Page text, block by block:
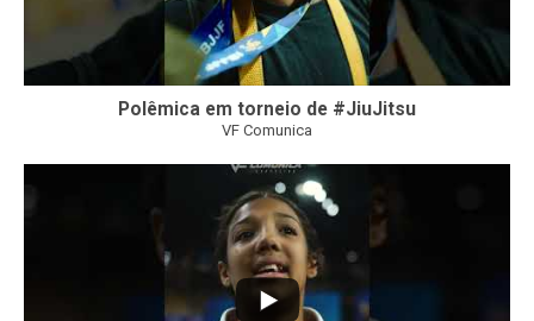
Polêmica em torneio de #JiuJitsu
VF Comunica